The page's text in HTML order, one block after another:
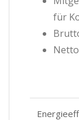
für